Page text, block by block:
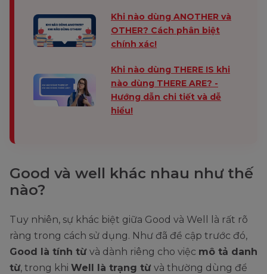
Khi nào dùng ANOTHER và
OTHER? Cách phân biệt
chính xác!
Khi nào dùng THERE IS khi
nào dùng THERE ARE? -
Hướng dẫn chi tiết và dễ
hiểu!
Good và well khác nhau như thế
nào?
Tuy nhiên, sự khác biệt giữa Good và Well là rất rõ
ràng trong cách sử dụng. Như đã đề cập trước đó,
Good là tính từ và dành riêng cho việc mô tả danh
từ, trong khi Well là trạng từ và thường dùng để